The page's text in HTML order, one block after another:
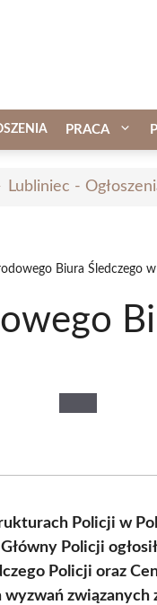
PRACA
Lubliniec -
Biura Śledczego
Policji w
Policji
Policji oraz
związanych